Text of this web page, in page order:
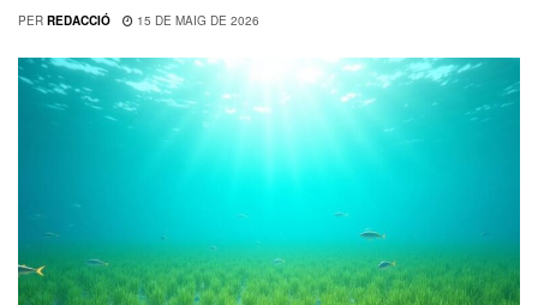
PER REDACCIÓ 15 DE MAIG DE 2026